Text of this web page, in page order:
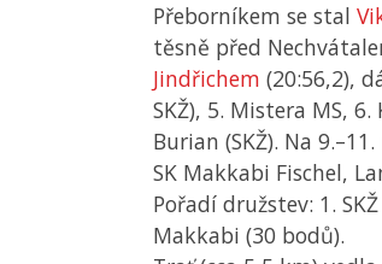
Přeborníkem se stal
těsně před
Jindřichem (20:56,2),
SKŽ), 5. Mistera MS, 6.
Burian (SKŽ). Na
SK Makkabi Fischel,
Pořadí družstev: 1. SKŽ
Makkabi (30 bodů).